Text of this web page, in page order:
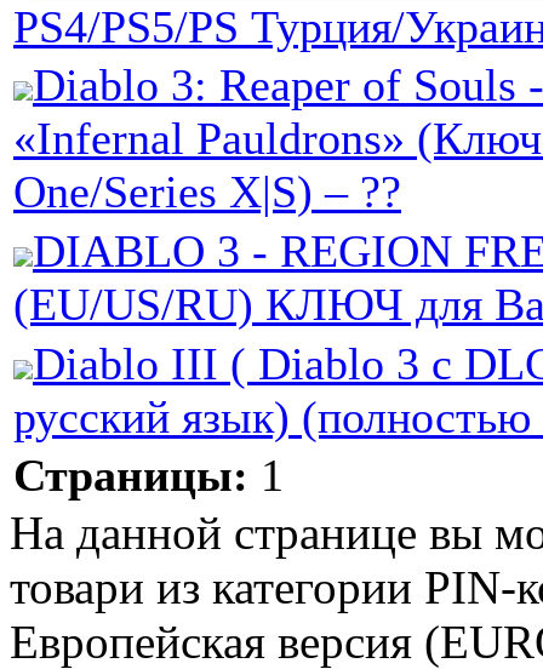
PS4/PS5/PS Турция/
Diablo 3: Reaper of Souls
«Infernal Pauldrons»
One/Series X|S) – ??
DIABLO 3 - REGION
(EU/US/RU) КЛЮЧ для
Diablo III ( Diablo 3 с
русский язык)
Страницы: 1
На данной странице вы
товари из категории
Eвропейская версия